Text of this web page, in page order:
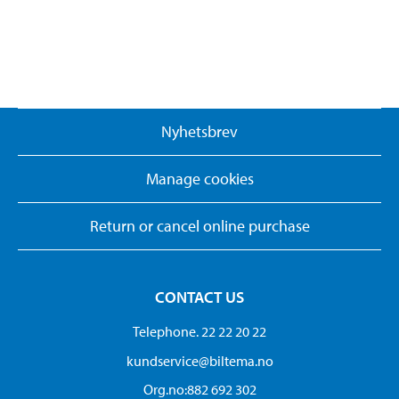
Nyhetsbrev
Manage cookies
Return or cancel online purchase
CONTACT US
Telephone. 22 22 20 22
kundservice@biltema.no
Org.no:882 692 302